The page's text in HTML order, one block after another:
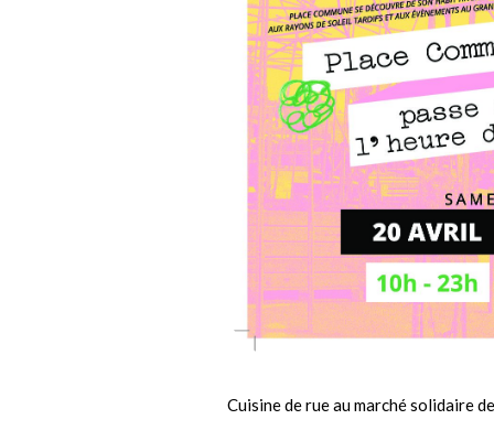
Cuisine de rue au marché solidaire